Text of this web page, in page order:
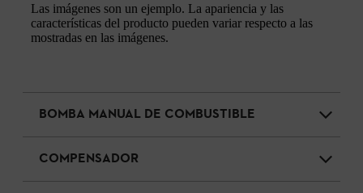
Las imágenes son un ejemplo. La apariencia y las
características del producto pueden variar respecto a las
mostradas en las imágenes.
BOMBA MANUAL DE COMBUSTIBLE
COMPENSADOR